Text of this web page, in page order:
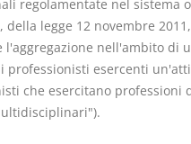
regolamentate nel sistema
della legge 12 novembre
l'aggregazione nell'ambito di
professionisti esercenti
che esercitano professioni